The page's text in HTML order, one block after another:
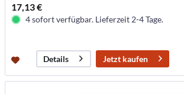
17,13 €
4 sofort verfügbar. Lieferzeit 2-4 Tage.
Details Jetzt kaufen